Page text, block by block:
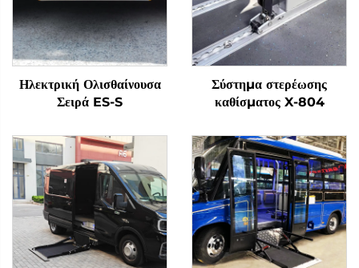
Ηλεκτρική Ολισθαίνουσα
Σειρά ES-S
Σύστημα στερέωσης
καθίσματος X-804